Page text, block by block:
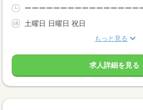
ーーーーーーーーーーーーーーーー
土曜日 日曜日 祝日
もっと見る
求人詳細を見る